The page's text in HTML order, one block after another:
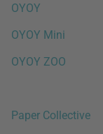
OYOY
OYOY Mini
OYOY ZOO
Paper Collective